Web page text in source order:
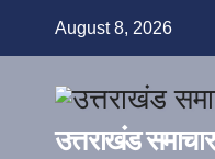
August 8, 2026
उत्तराखंड समाचार